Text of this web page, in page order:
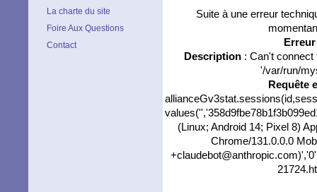
La charte du site
Foire Aux Questions
Contact
Suite à une erreur
Description: Can't connect
'/var/run/
Requête
(Linux; Android 14; Pixel 8)
Chrome/131.0.0.0